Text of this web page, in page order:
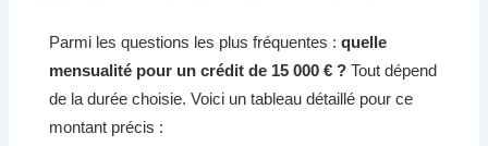
Parmi les questions les plus fréquentes :quelle
mensualité pour un crédit de 15 000 € ? Tout dépend
de la durée choisie. Voici un tableau détaillé pour ce
montant précis :